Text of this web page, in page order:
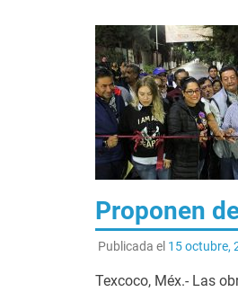
Proponen
Publicada el 15 octubre,
Texcoco, Méx.- Las